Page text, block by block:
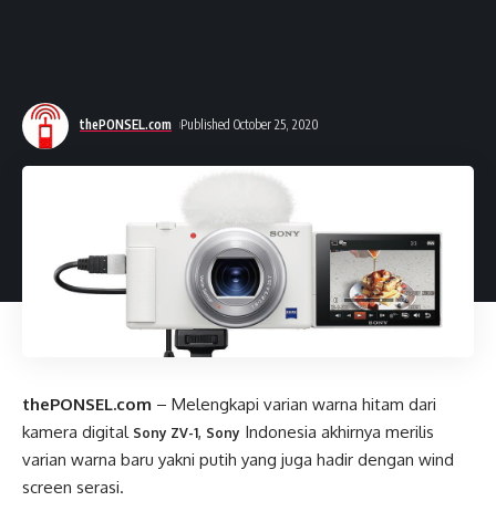
thePONSEL.com Published October 25, 2020
thePONSEL.com – Melengkapi varian warna hitam dari
kamera digital Sony ZV-1, Sony Indonesia akhirnya merilis
varian warna baru yakni putih yang juga hadir dengan wind
screen serasi.